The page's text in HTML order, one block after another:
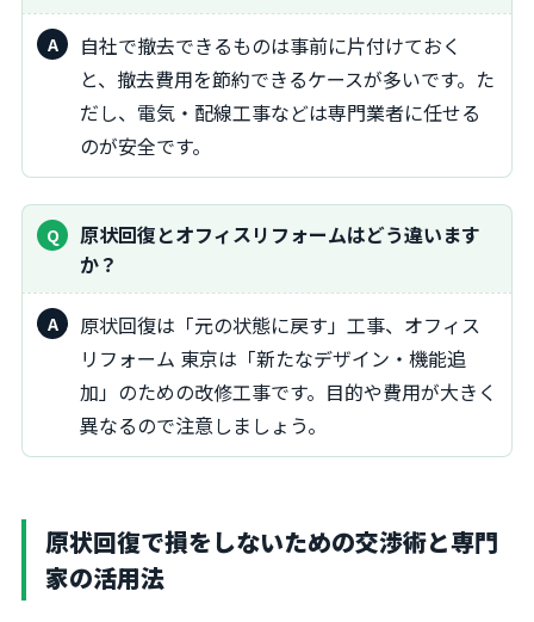
自社で撤去できるものは事前に片付けておく
と、撤去費用を節約できるケースが多いです。た
だし、電気・配線工事などは専門業者に任せる
のが安全です。
原状回復とオフィスリフォームはどう違います
か？
原状回復は「元の状態に戻す」工事、オフィス
リフォーム 東京は「新たなデザイン・機能追
加」のための改修工事です。目的や費用が大きく
異なるので注意しましょう。
原状回復で損をしないための交渉術と専門
家の活用法